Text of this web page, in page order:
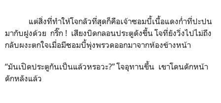
แต่สิ่งที่ทำให้โจกลัวที่สุดก็คือเจ้าซอมบี้เนื้อแดงก่ำที่ปะปน
มากับฝูงด้วย กริ๊ก ! เสียงบิดกลอนประตูดังขึ้น โจที่ยังวิ่งไปไม่ถึง
กลับผงะตกใจเมื่อมีซอมบี้พุ่งพรวดออกมาจากห้องข้างหน้า
“มันเปิดประตูกันเป็นแล้วหรอวะ?” โจอุทานขึ้น เขาโดนดักหน้า
ดักหลังแล้ว